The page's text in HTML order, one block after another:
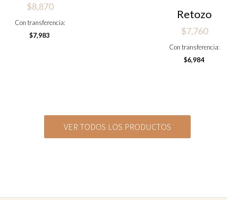
$8,870
Con transferencia:
$7,983
Retozo
$7,760
Con transferencia:
$6,984
VER TODOS LOS PRODUCTOS